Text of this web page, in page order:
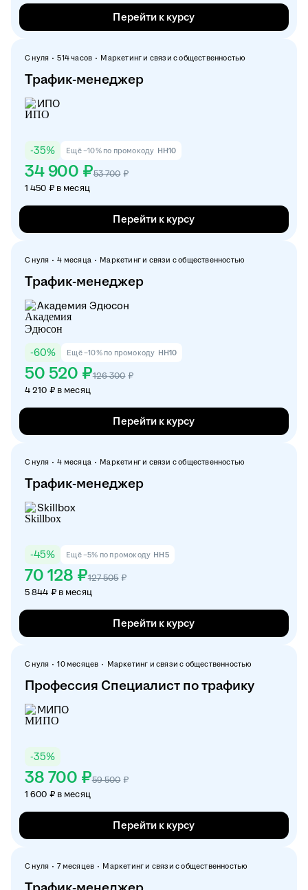
Перейти к курсу
С нуля 514 часов Маркетинг и связи с общественностью
Трафик-менеджер
ИПО
-35% Ещё −10% по промокоду HH10
34 900 ₽53 700 ₽
1 450 ₽ в месяц
Перейти к курсу
С нуля 4 месяца Маркетинг и связи с общественностью
Трафик-менеджер
Академия Эдюсон
-60% Ещё −10% по промокоду HH10
50 520 ₽126 300 ₽
4 210 ₽ в месяц
Перейти к курсу
С нуля 4 месяца Маркетинг и связи с общественностью
Трафик-менеджер
Skillbox
-45% Ещё −5% по промокоду HH5
70 128 ₽127 505 ₽
5 844 ₽ в месяц
Перейти к курсу
С нуля 10 месяцев Маркетинг и связи с общественностью
Профессия Специалист по трафику
МИПО
-35%
38 700 ₽59 500 ₽
1 600 ₽ в месяц
Перейти к курсу
С нуля 7 месяцев Маркетинг и связи с общественностью